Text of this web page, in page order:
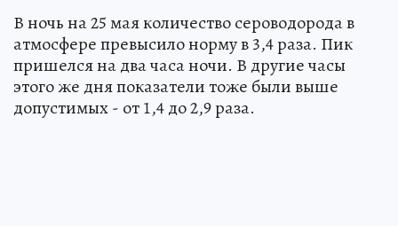
В ночь на 25 мая количество сероводорода в
атмосфере превысило норму в 3,4 раза. Пик
пришелся на два часа ночи. В другие часы
этого же дня показатели тоже были выше
допустимых - от 1,4 до 2,9 раза.